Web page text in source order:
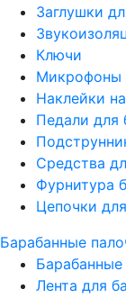
Заглушки
Ключи
Микрофоны
Наклейки
Педали для
Средства
Фурнитура
Цепочки
Барабанные
Барабанные
Лента для